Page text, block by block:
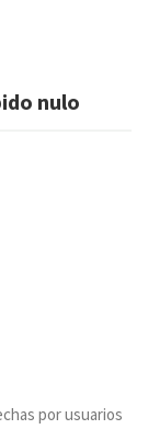
nulo
por usuarios